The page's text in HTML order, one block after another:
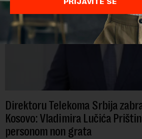
Direktoru Telekoma Srbija
Kosovo: Vladimira Lučića
personom non grata